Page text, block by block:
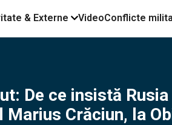
& Externe VideoConflicte
De ce insistă
Marius Crăciun, la